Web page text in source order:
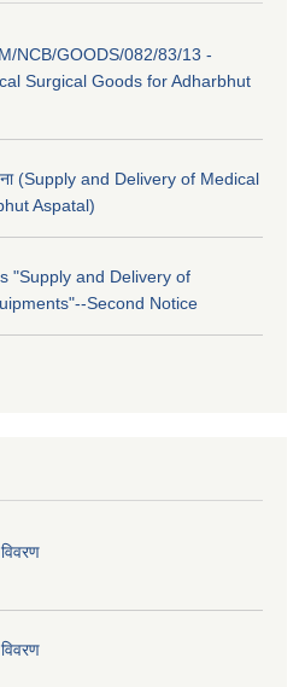
NCB/GOODS/082/83/13 -
Surgical Goods for Adharbhut
(Supply and Delivery of Medical
Aspatal)
"Supply and Delivery of
Second Notice